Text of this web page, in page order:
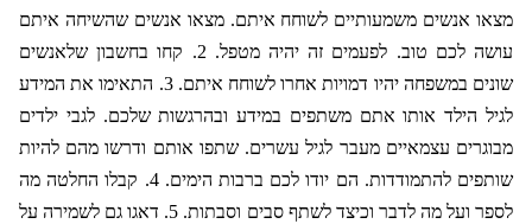
מצאו אנשים משמעותיים לשוחח איתם. מצאו אנשים שהשיחה איתם
עושה לכם טוב. לפעמים זה יהיה מטפל. 2. קחו בחשבון שלאנשים
שונים במשפחה יהיו דמויות אחרו לשוחח איתם. 3. התאימו את המידע
לגיל הילד אותו אתם משתפים במידע ובהרגשות שלכם. לגבי ילדים
מבוגרים עצמאיים מעבר לגיל עשרים. שתפו אותם ודרשו מהם להיות
שותפים להתמודדות. הם יודו לכם ברבות הימים. 4. קבלו החלטה מה
לספר ועל מה לדבר וכיצד לשתף סבים וסבתות. 5. דאגו גם לשמירה על